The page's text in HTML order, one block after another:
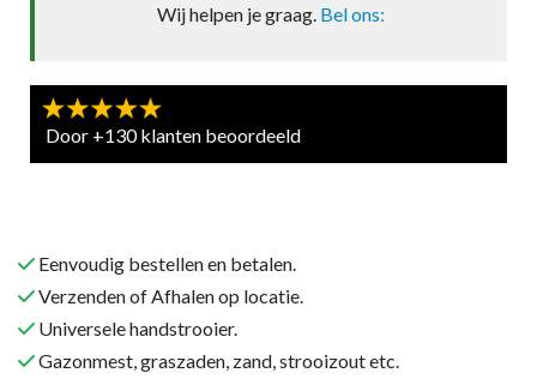
Wij helpen je graag. Bel ons:
Door +130 klanten beoordeeld
Eenvoudig bestellen en betalen.
Verzenden of Afhalen op locatie.
Universele handstrooier.
Gazonmest, graszaden, zand, strooizout etc.